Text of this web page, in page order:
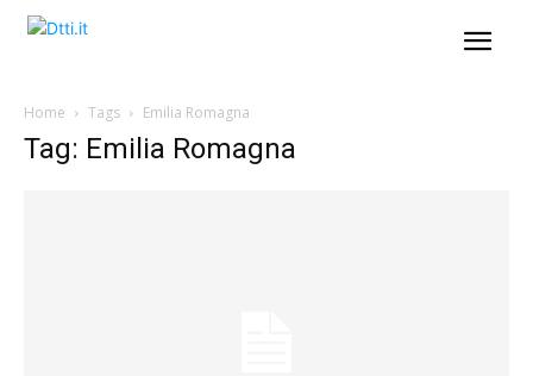
Home Tags Emilia Romagna
Tag: Emilia Romagna